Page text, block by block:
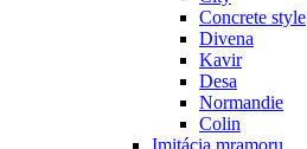
Concrete style
Divena
Kavir
Desa
Normandie
Colin
Imitácia mramoru